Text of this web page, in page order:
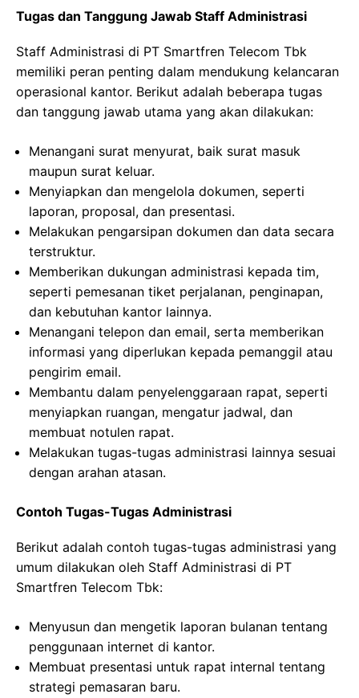
Tugas dan Tanggung Jawab Staff Administrasi
Staff Administrasi di PT Smartfren Telecom Tbk
memiliki peran penting dalam mendukung kelancaran
operasional kantor. Berikut adalah beberapa tugas
dan tanggung jawab utama yang akan dilakukan:
Menangani surat menyurat, baik surat masuk
maupun surat keluar.
Menyiapkan dan mengelola dokumen, seperti
laporan, proposal, dan presentasi.
Melakukan pengarsipan dokumen dan data secara
terstruktur.
Memberikan dukungan administrasi kepada tim,
seperti pemesanan tiket perjalanan, penginapan,
dan kebutuhan kantor lainnya.
Menangani telepon dan email, serta memberikan
informasi yang diperlukan kepada pemanggil atau
pengirim email.
Membantu dalam penyelenggaraan rapat, seperti
menyiapkan ruangan, mengatur jadwal, dan
membuat notulen rapat.
Melakukan tugas-tugas administrasi lainnya sesuai
dengan arahan atasan.
Contoh Tugas-Tugas Administrasi
Berikut adalah contoh tugas-tugas administrasi yang
umum dilakukan oleh Staff Administrasi di PT
Smartfren Telecom Tbk:
Menyusun dan mengetik laporan bulanan tentang
penggunaan internet di kantor.
Membuat presentasi untuk rapat internal tentang
strategi pemasaran baru.